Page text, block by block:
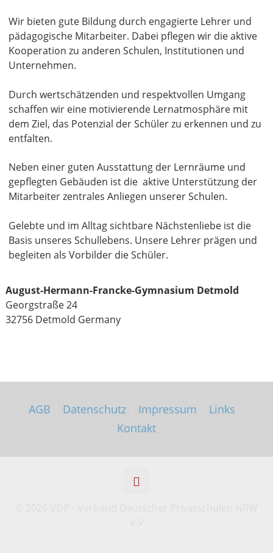
Wir bieten gute Bildung durch engagierte Lehrer und
pädagogische Mitarbeiter. Dabei pflegen wir die aktive
Kooperation zu anderen Schulen, Institutionen und
Unternehmen.
Durch wertschätzenden und respektvollen Umgang
schaffen wir eine motivierende Lernatmosphäre mit
dem Ziel, das Potenzial der Schüler zu erkennen und zu
entfalten.
Neben einer guten Ausstattung der Lernräume und
gepflegten Gebäuden ist die aktive Unterstützung der
Mitarbeiter zentrales Anliegen unserer Schulen.
Gelebte und im Alltag sichtbare Nächstenliebe ist die
Basis unseres Schullebens. Unsere Lehrer prägen und
begleiten als Vorbilder die Schüler.
August-Hermann-Francke-Gymnasium Detmold
Georgstraße 24
32756 Detmold Germany
AGB Datenschutz Impressum Links
Kontakt